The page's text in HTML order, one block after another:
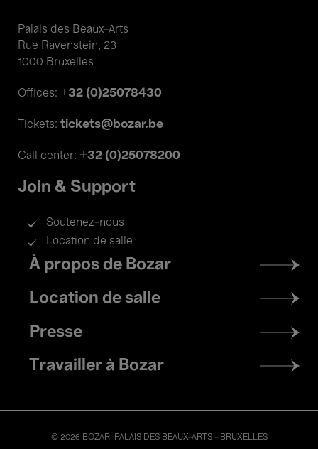
Palais des Beaux-Arts
Rue Ravenstein, 23
1000 Bruxelles
Offices: +32 (0)25078430
Tickets: tickets@bozar.be
Call center: +32 (0)25078200
Join & Support
Soutenez-nous
Location de salle
Footer
menu
À propos de Bozar
Location de salle
Presse
Travailler à Bozar
© 2026 BOZAR. PALAIS DES BEAUX-ARTS - BRUXELLES